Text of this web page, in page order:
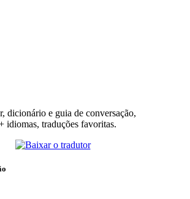
dicionário e guia de conversação,
idiomas, traduções favoritas.